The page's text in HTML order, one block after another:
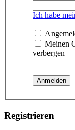
Ich habe
Meinen
verbergen
Registrieren